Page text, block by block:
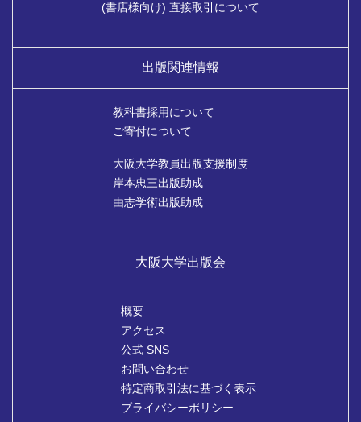
(書店様向け) 直接取引について
出版関連情報
教科書採用について
ご寄付について
大阪大学教員出版支援制度
岸本忠三出版助成
由志学術出版助成
大阪大学出版会
概要
アクセス
公式 SNS
お問い合わせ
特定商取引法に基づく表示
プライバシーポリシー